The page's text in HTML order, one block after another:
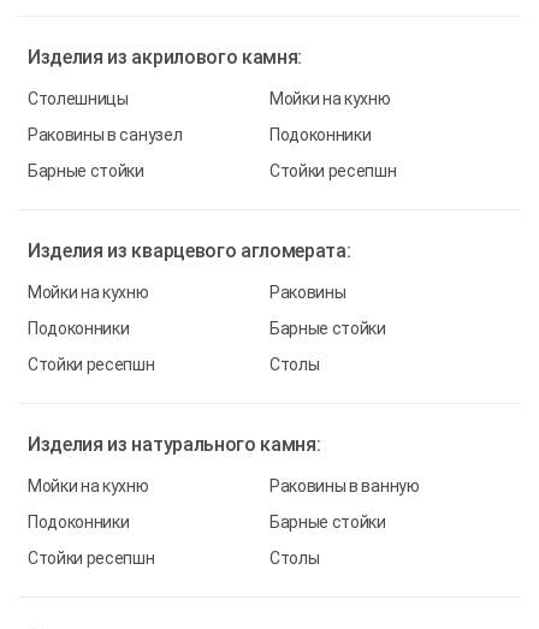
Изделия из акрилового камня:
Столешницы
Мойки на кухню
Раковины в санузел
Подоконники
Барные стойки
Стойки ресепшн
Изделия из кварцевого агломерата:
Мойки на кухню
Раковины
Подоконники
Барные стойки
Стойки ресепшн
Столы
Изделия из натурального камня:
Мойки на кухню
Раковины в ванную
Подоконники
Барные стойки
Стойки ресепшн
Столы